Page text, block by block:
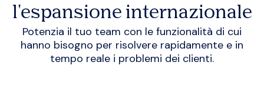
l'espansione internazionale
Potenzia il tuo team con le funzionalità di cui
hanno bisogno per risolvere rapidamente e in
tempo reale i problemi dei clienti.